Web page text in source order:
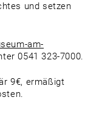
und setzen
am-
0541 323-7000.
9€, ermäßigt